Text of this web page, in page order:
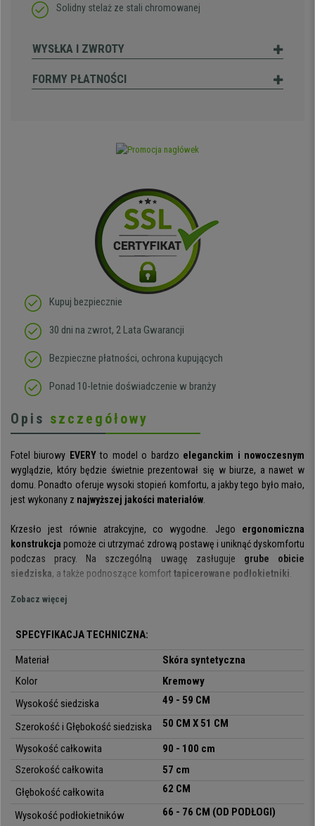
Solidny stelaż ze stali chromowanej
WYSŁKA I ZWROTY
FORMY PŁATNOŚCI
Kupuj bezpiecznie
30 dni na zwrot, 2 Lata Gwarancji
Bezpieczne płatności, ochrona kupujących
Ponad 10-letnie doświadczenie w branży
Opis szczegółowy
Fotel biurowy EVERYto model o bardzo eleganckim i nowoczesnym
wyglądzie, który będzie świetnie prezentował się w biurze, a nawet w
domu. Ponadto oferuje wysoki stopień komfortu, a jakby tego było mało,
jest wykonany z najwyższej jakości materiałów
Krzesło jest równie atrakcyjne, co wygodne. Jego ergonomiczna
konstrukcja pomoże ci utrzymać zdrową postawę i uniknąć dyskomfortu
podczas pracy. Na szczególną uwagę zasługuje grube obicie
siedziska, a także podnoszące komfort tapicerowane podłokietniki
Kolejnym aspektem, który należy podkreślić pod względem komfortu, jest
krzesło przechodzi w tryb kołyski, a po ponownym wprowadzeniu
Mechanizm ten jest bardzo przydatny, jeśli musisz spędzać w fotelu
długie godziny. Ergonomiczne kształty fotela, komfort, jaki oferuje i
profesjonalnego.
Do produkcji fotela wykorzystano wyłącznie
wśród których wyróżnia się tapicerka ze skóry syntetycznej z
pzeszyciami. Ponadto fotel dostępny jest w kilku kolorach, abyś mógł
Chromowany stelażi podstawa mająudźwig do 130 kg
maksymalną
stabilność i wytrzymałość.
Zobacz więcej
SPECYFIKACJA TECHNICZNA:
Materiał
Skóra syntetyczna
Kolor
Kremowy
Wysokość siedziska
49 - 59 CM
Szerokość i Głębokość siedziska 50 CM X 51 CM
Wysokość całkowita
90 - 100 cm
Szerokość całkowita
57 cm
Głębokość całkowita
62 CM
Wysokość podłokietników 66 - 76 CM (OD PODŁOGI)